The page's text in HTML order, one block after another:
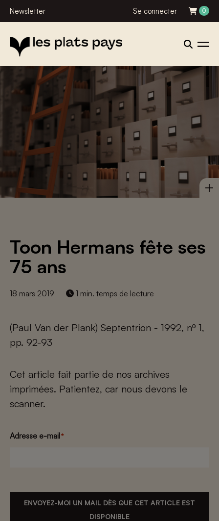
Newsletter Se connecter 0
Toon Hermans fête ses
75 ans
18 mars 2019 1 min. temps de lecture
(Paul Van der Plank) Septentrion - 1992, nº 1,
pp. 92-93
Cet article fait partie de nos archives
imprimées. Patientez, car nous devons le
scanner.
Adresse e-mail*
ENVOYEZ-MOI UN MAIL DÈS QUE CET ARTICLE EST
DISPONIBLE